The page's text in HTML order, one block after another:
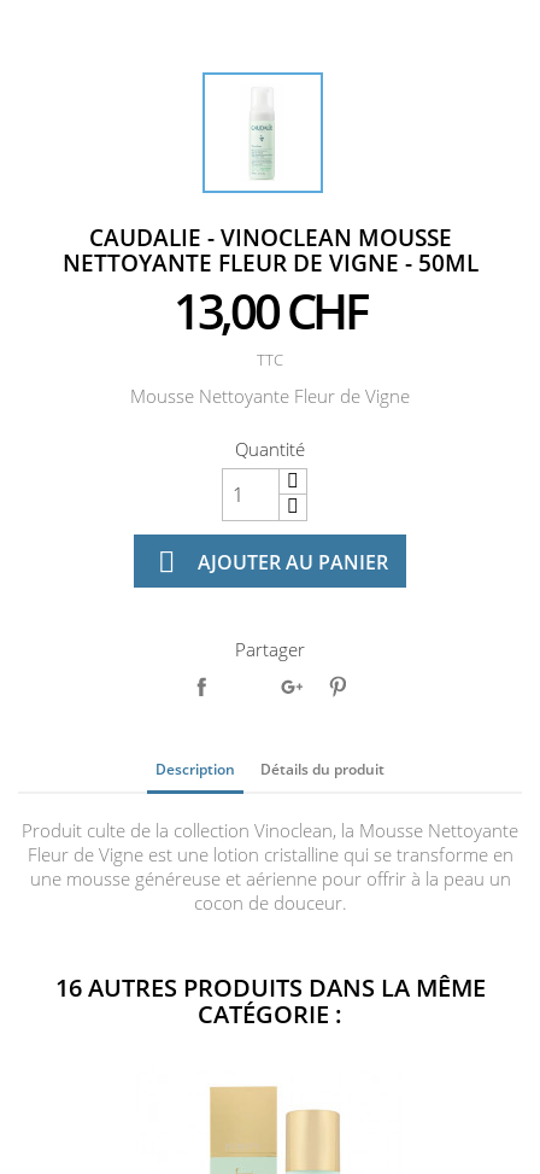
CAUDALIE - VINOCLEAN MOUSSE
NETTOYANTE FLEUR DE VIGNE - 50ML
13,00 CHF
TTC
Mousse Nettoyante Fleur de Vigne
Quantité
 AJOUTER AU PANIER
Partager
Description Détails du produit
Produit culte de la collection Vinoclean, la Mousse Nettoyante
Fleur de Vigne est une lotion cristalline qui se transforme en
une mousse généreuse et aérienne pour offrir à la peau un
cocon de douceur.
16 AUTRES PRODUITS DANS LA MÊME
CATÉGORIE :